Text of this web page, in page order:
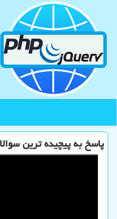
پاسخ به پیچیده ترین